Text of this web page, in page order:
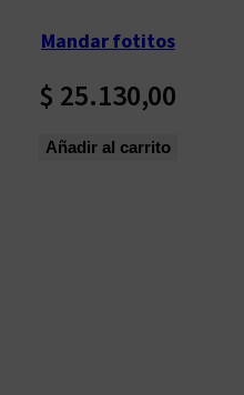
Mandar fotitos
$ 25.130,00
Añadir al carrito